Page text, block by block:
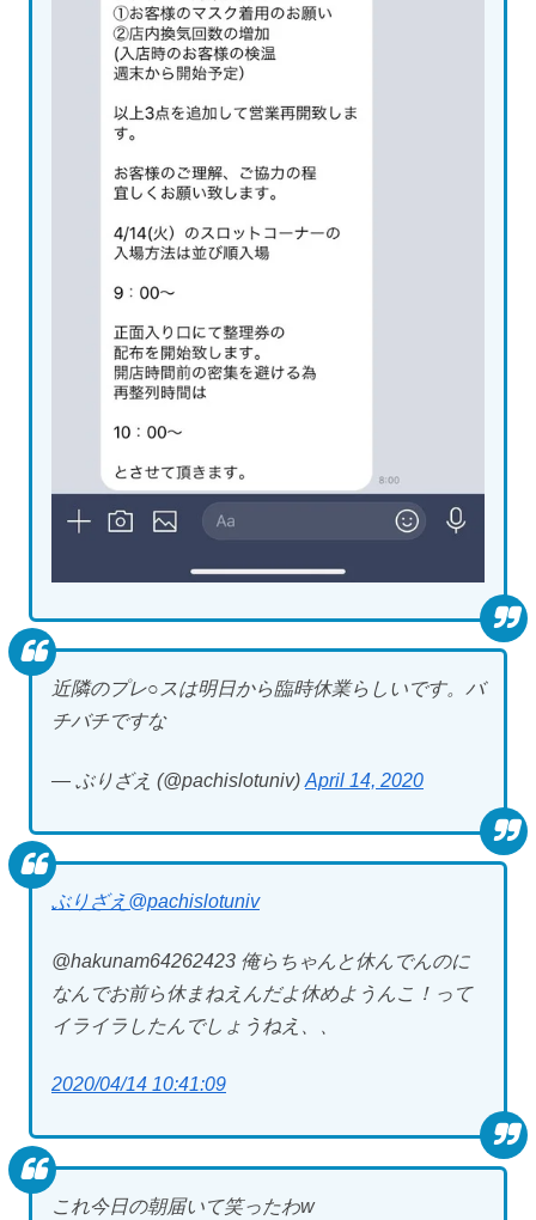
近隣のプレ○スは明日から臨時休業らしいです。バ
チバチですな
— ぶりざえ (@pachislotuniv) April 14, 2020
ぶりざえ@pachislotuniv
@hakunam64262423 俺らちゃんと休んでんのに
なんでお前ら休まねえんだよ休めようんこ！って
イライラしたんでしょうねえ、、
2020/04/14 10:41:09
これ今日の朝届いて笑ったわw